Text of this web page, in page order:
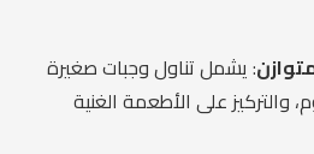
: يشمل تناول وجبات صغيرة
والتركيز على الأطعمة الغنية